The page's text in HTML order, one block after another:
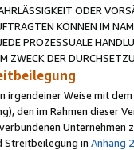
ODER
KÖNNEN IM
PROZESSUALE
ZWECK DER
irgendeiner Weise mit
den im Rahmen dieser
Streitbeilegung in Anhang 2